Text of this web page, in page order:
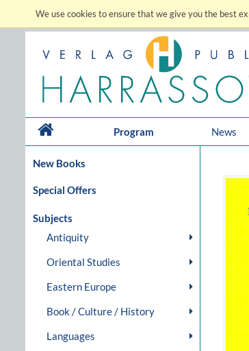
We use cookies to ensure that we give you the best
Program News
New Books
Special Offers
Subjects
Antiquity
Oriental Studies
Eastern Europe
Book / Culture / History
Languages